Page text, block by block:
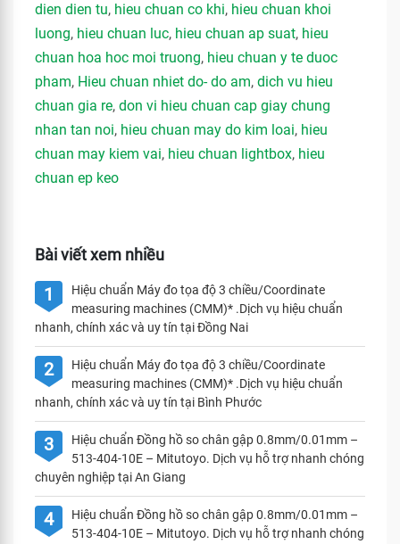
dien dien tu, hieu chuan co khi, hieu chuan khoi
luong, hieu chuan luc, hieu chuan ap suat, hieu
chuan hoa hoc moi truong, hieu chuan y te duoc
pham, Hieu chuan nhiet do- do am, dich vu hieu
chuan gia re, don vi hieu chuan cap giay chung
nhan tan noi, hieu chuan may do kim loai, hieu
chuan may kiem vai, hieu chuan lightbox, hieu
chuan ep keo
Bài viết xem nhiều
1
Hiệu chuẩn Máy đo tọa độ 3 chiều/Coordinate
measuring machines (CMM)* .Dịch vụ hiệu chuẩn
nhanh, chính xác và uy tín tại Đồng Nai
2
Hiệu chuẩn Máy đo tọa độ 3 chiều/Coordinate
measuring machines (CMM)* .Dịch vụ hiệu chuẩn
nhanh, chính xác và uy tín tại Bình Phước
3
Hiệu chuẩn Đồng hồ so chân gập 0.8mm/0.01mm –
513-404-10E – Mitutoyo. Dịch vụ hỗ trợ nhanh chóng
chuyên nghiệp tại An Giang
4
Hiệu chuẩn Đồng hồ so chân gập 0.8mm/0.01mm –
513-404-10E – Mitutoyo. Dịch vụ hỗ trợ nhanh chóng